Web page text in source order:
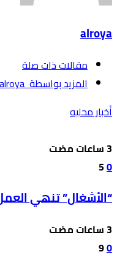
alroya
‫مقالات ذات صلة‬
‫‫المزيد بواسطة‬ ‬ alroya
أخبار محليه
0
5
“الأشغال” تنهي
0
9